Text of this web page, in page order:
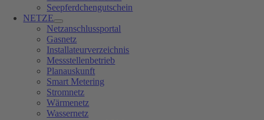
Seepferdchengutschein
NETZE
Netzanschlussportal
Gasnetz
Installateurverzeichnis
Messstellenbetrieb
Planauskunft
Smart Metering
Stromnetz
Wärmenetz
Wassernetz